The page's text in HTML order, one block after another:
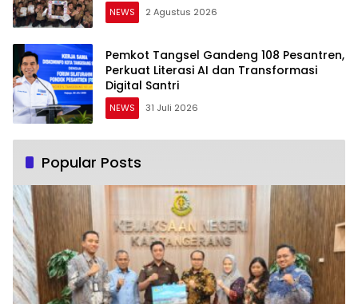
NEWS 2 Agustus 2026
Pemkot Tangsel Gandeng 108 Pesantren,
Perkuat Literasi AI dan Transformasi
Digital Santri
NEWS 31 Juli 2026
Popular Posts